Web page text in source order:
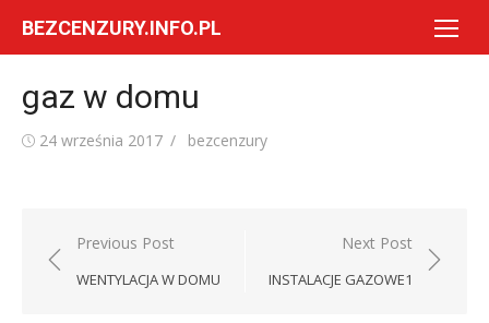
BEZCENZURY.INFO.PL
gaz w domu
Posted
24 września 2017 Author
bezcenzury
Nawigacja
wpisu
Previous Post
WENTYLACJA W DOMU
Next Post
INSTALACJE GAZOWE1